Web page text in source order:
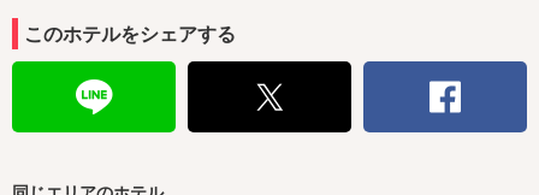
このホテルをシェアする